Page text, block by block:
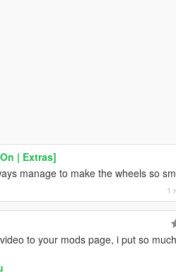
| Extras]
manage to make the wheels so
1
to your mods page, i put so